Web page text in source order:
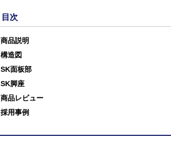
目次
商品説明
構造図
SK面板部
SK脚座
商品レビュー
採用事例